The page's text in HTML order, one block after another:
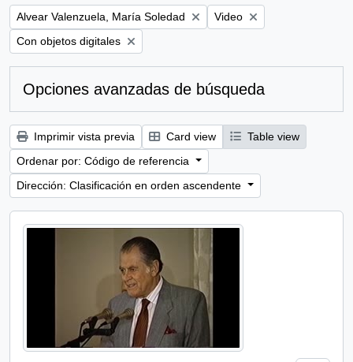
Remove filter:
Alvear Valenzuela, María Soledad Remove filter:
Video
Remove filter:
Con objetos digitales
Opciones avanzadas de búsqueda
Imprimir vista previa Card view
Table view
Ordenar por: Código de referencia
Dirección: Clasificación en orden ascendente